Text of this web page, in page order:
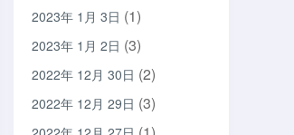
2023年 1月 3日 (1)
2023年 1月 2日 (3)
2022年 12月 30日 (2)
2022年 12月 29日 (3)